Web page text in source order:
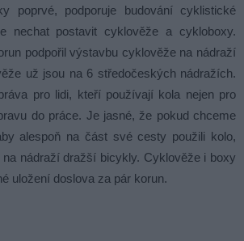
poprvé, podporuje budování cyklistické
nechat postavit cyklověže a cykloboxy.
podpořil výstavbu cyklověže na nádraží
už jsou na 6 středočeských nádražích.
pro lidi, kteří používají kola nejen pro
do práce. Je jasné, že pokud chceme
alespoň na část své cesty použili kolo,
nádraží dražší bicykly. Cyklověže i boxy
uložení doslova za pár korun.